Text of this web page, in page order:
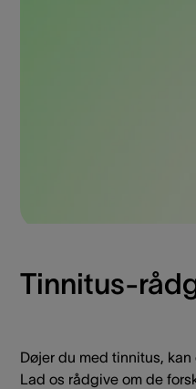
Tinnitus-
Døjer du med tinnitus,
Lad os rådgive om de